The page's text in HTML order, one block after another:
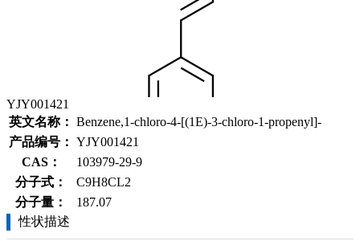
YJY001421
英文名称： Benzene,1-chloro-4-[(1E)-3-chloro-1-propenyl]-
产品编号： YJY001421
CAS：
103979-29-9
分子式：
C9H8CL2
分子量：
187.07
性状描述